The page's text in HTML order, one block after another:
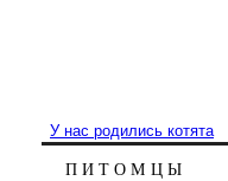
У нас родились котята
ПИТОМЦЫ